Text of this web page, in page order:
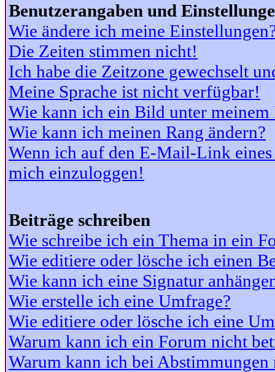
Benutzerangaben und
Wie ändere ich meine
Die Zeiten stimmen nicht!
Ich habe die Zeitzone gewechselt
Meine Sprache ist nicht verfügbar!
Wie kann ich ein Bild unter meinem
Wie kann ich meinen Rang ändern?
Wenn ich auf den E-Mail-Link
mich einzuloggen!
Beiträge schreiben
Wie schreibe ich ein Thema in ein
Wie editiere oder lösche ich einen
Wie kann ich eine Signatur
Wie erstelle ich eine Umfrage?
Wie editiere oder lösche ich eine
Warum kann ich ein Forum nicht
Warum kann ich bei